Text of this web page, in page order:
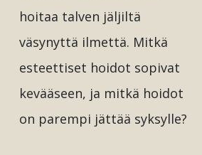
hoitaa talven jäljiltä
väsynyttä ilmettä. Mitkä
esteettiset hoidot sopivat
kevääseen, ja mitkä hoidot
on parempi jättää syksylle?